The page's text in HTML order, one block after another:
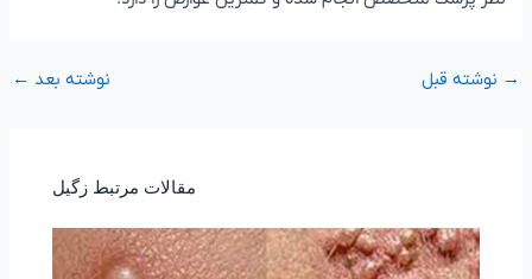
→ نوشته قبل نوشته بعد ←
مقالات مرتبط زگیل